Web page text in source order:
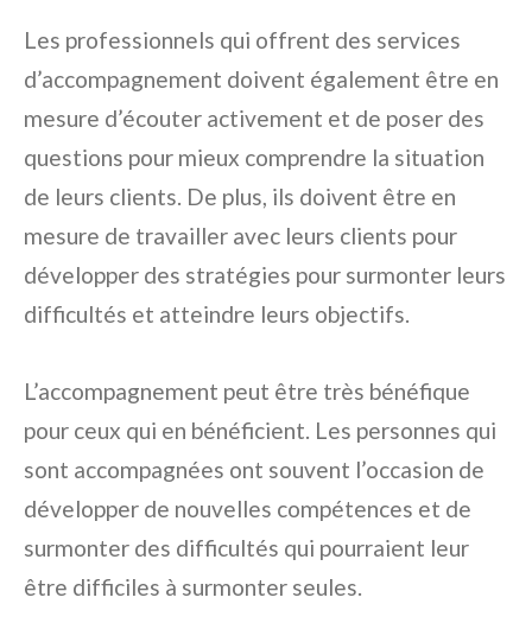
Les professionnels qui offrent des services
d’accompagnement doivent également être en
mesure d’écouter activement et de poser des
questions pour mieux comprendre la situation
de leurs clients. De plus, ils doivent être en
mesure de travailler avec leurs clients pour
développer des stratégies pour surmonter leurs
difficultés et atteindre leurs objectifs.
L’accompagnement peut être très bénéfique
pour ceux qui en bénéficient. Les personnes qui
sont accompagnées ont souvent l’occasion de
développer de nouvelles compétences et de
surmonter des difficultés qui pourraient leur
être difficiles à surmonter seules.